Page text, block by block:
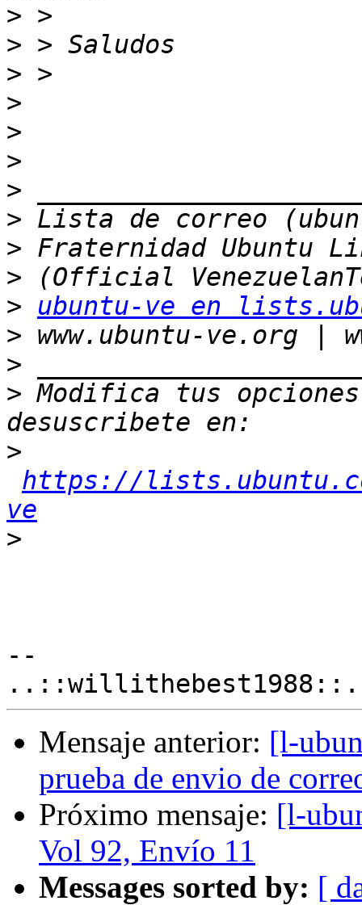
>
>
>
>
>
>
>
>
>
>
>
ubuntu-ve en
>
>
> Modifica tus
>
https://
ve
>
--
Mensaje anterior: [l-
prueba de envio de
Próximo mensaje: [l-
Vol 92, Envío 11
Messages sorted by: [